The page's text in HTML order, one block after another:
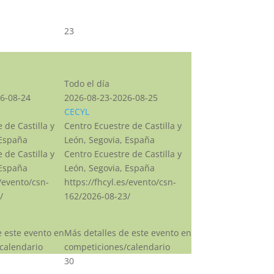
08-24
de Castilla y
de Castilla y
csn-
este evento en
23
Todo el día
2026-08-23-2026-08-25
CECYL
Centro Ecuestre de Castilla y
León, Segovia, España
Centro Ecuestre de Castilla y
León, Segovia, España
https://fhcyl.es/evento/csn-
162/2026-08-23/
Más detalles de este evento en
competiciones/calendario
30